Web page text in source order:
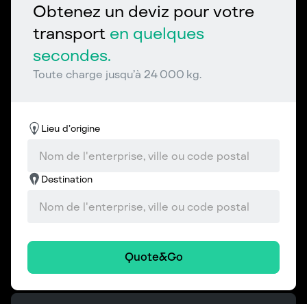
Obtenez un deviz pour votre
transport en quelques
secondes.
Toute charge jusqu’à 24 000 kg.
Lieu d’origine
Destination
Quote&Go